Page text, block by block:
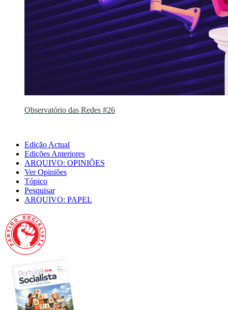
Observatório das Redes #26
Edição Actual
Edições Anteriores
ARQUIVO: OPINIÕES
Ver Opiniões
Tópico
Pesquisar
ARQUIVO: PAPEL